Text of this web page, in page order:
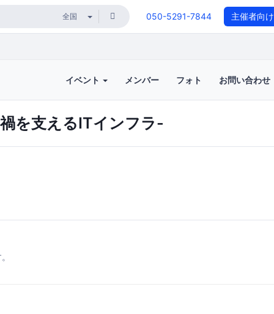
050-5291-7844 主催者向け
イベント メンバー フォト お問い合わせ
を支えるITインフラ-